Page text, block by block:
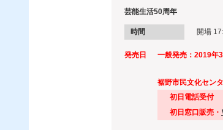
芸能生活50周年
時間 開場
発売日 一般発売：2019年
裾野市民文化セン
初日電話受付
初日窓口販売・